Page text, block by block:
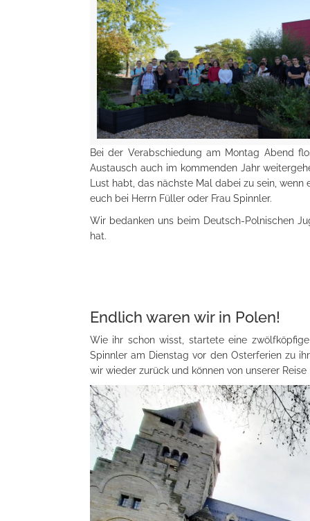
Bei der Verabschiedung am Montag Abend
Austausch auch im kommenden Jahr
Lust habt, das nächste Mal dabei zu sein,
euch bei Herrn Füller oder Frau Spinnler.
Wir bedanken uns beim Deutsch-Polnischen
hat.
Endlich waren wir in Polen!
Wie ihr schon wisst, startete eine
Spinnler am Dienstag vor den Osterferien zu
wir wieder zurück und können von unserer